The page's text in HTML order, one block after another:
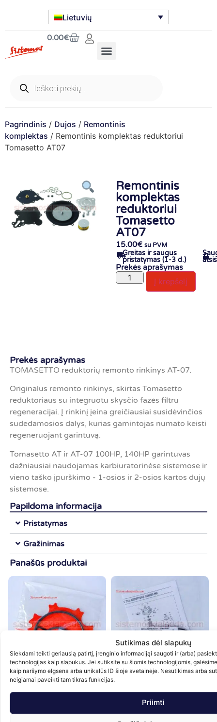
Sutikimas dėl slapukų
Siekdami teikti geriausią patirtį, įrenginio informacijąi saugoti ir (arba)
technologijas kaip slapukus. Jei sutiksite su šiomis technologijomis,
kaip naršymo elgsena arba unikalūs ID šioje svetainėje. Nesutikimas arba
neigiamai paveikti tam tikras funkcijas.
Priimti
Lietuvių
0.00€
Pagrindinis / Dujos / Remontinis
komplektas / Remontinis komplektas reduktoriui
Tomasetto AT07
Remontinis
komplektas
reduktoriui
Tomasetto
AT07
15.00€ su PVM
Greitas ir saugus
pristatymas (1-3 d.)
Prekės aprašymas
Į krepšelį
Prekės aprašymas
TOMASETTO reduktorių remonto rinkinys AT-07.
Originalus remonto rinkinys, skirtas Tomasetto
reduktoriaus su integruotu skysčio fazės filtru
regeneracijai. Į rinkinį įeina greičiausiai susidėvinčios
sudedamosios dalys, kurias gamintojas numato keisti
regeneruojant garintuvą.
Tomasetto AT ir AT-07 100HP, 140HP garintuvas
dažniausiai naudojamas karbiuratorinėse sistemose ir
vieno taško įpurškimo - 1-osios ir 2-osios kartos dujų
sistemose.
Papildoma informacija
Pristatymas
Gražinimas
Panašūs produktai
16.00
reduktoriui BRC GENIUM MB